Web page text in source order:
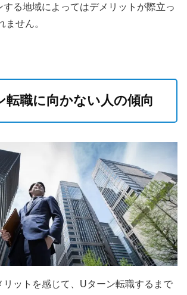
る地域によってはデメリットが際立っ
ません。
転職に向かない人の傾向
リットを感じて、Uターン転職するまで